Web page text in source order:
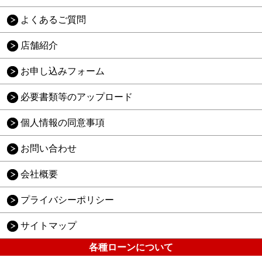
よくあるご質問
店舗紹介
お申し込みフォーム
必要書類等のアップロード
個人情報の同意事項
お問い合わせ
会社概要
プライバシーポリシー
サイトマップ
各種ローンについて